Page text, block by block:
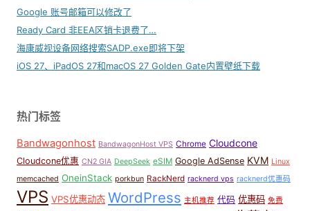
Google 账号邮箱可以修改了
Ready Card 非EEA区销卡退费了…
海康威视设备网络搜索SADP.exe即将下架
iOS 27、iPadOS 27和macOS 27 Golden Gate内置壁纸下载
热门标签
Bandwagonhost BandwagonHost VPS Chrome Cloudcone
Cloudcone优惠 CN2 GIA DeepSeek eSIM Google AdSense KVM Linux
memcached OneinStack porkbun RackNerd racknerd vps racknerd优惠码
VPS VPS优惠动态 WordPress 主机推荐 代码 优惠码 免费